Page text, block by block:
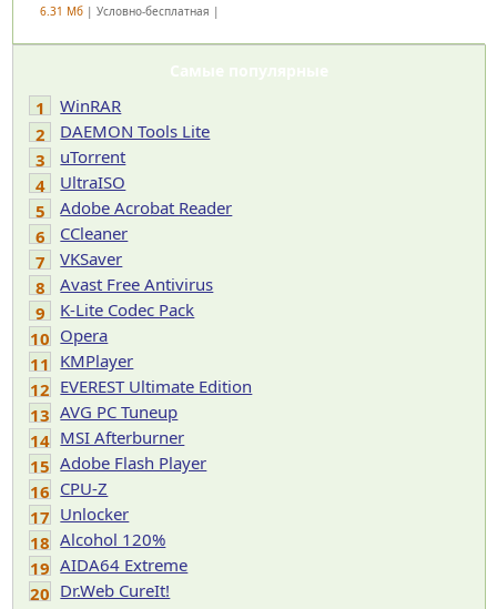
6.31 Мб| Условно-бесплатная |
Самые популярные
1
WinRAR
2
DAEMON Tools Lite
3
uTorrent
4
UltraISO
5
Adobe Acrobat Reader
6
CCleaner
7
VKSaver
8
Avast Free Antivirus
9
K-Lite Codec Pack
10 Opera
11 KMPlayer
12 EVEREST Ultimate Edition
13 AVG PC Tuneup
14 MSI Afterburner
15 Adobe Flash Player
16 CPU-Z
17 Unlocker
18 Alcohol 120%
19 AIDA64 Extreme
20 Dr.Web CureIt!